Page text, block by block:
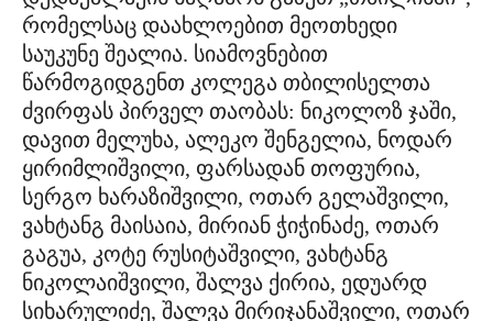
რომელსაც დაახლოებით მეოთხედი
საუკუნე შეალია. სიამოვნებით
წარმოგიდგენთ კოლეგა თბილისელთა
ძვირფას პირველ თაობას: ნიკოლოზ ჯაში,
დავით მელუხა, ალეკო შენგელია, ნოდარ
ყირიმლიშვილი, ფარსადან თოფურია,
სერგო ხარაზიშვილი, ოთარ გელაშვილი,
ვახტანგ მაისაია, მირიან ჭიჭინაძე, ოთარ
გაგუა, კოტე რუსიტაშვილი, ვახტანგ
ნიკოლაიშვილი, შალვა ქირია, ედუარდ
სიხარულიძე, შალვა მირიჯანაშვილი, ოთარ